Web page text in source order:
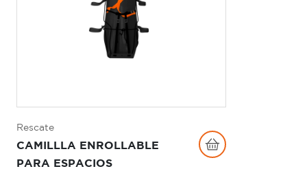
Rescate
CAMILLLA ENROLLABLE
PARA ESPACIOS